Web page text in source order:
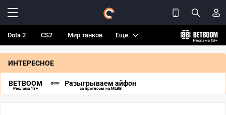
Dota 2 CS2 Мир танков Еще
ИНТЕРЕСНОЕ
BETBOOM
Реклама 18+
Разыгрываем айфон
за прогнозы на MLBB